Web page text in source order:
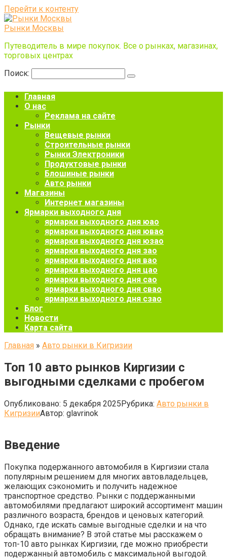
Перейти к контенту
Рынки Москвы
Путеводитель в мире покупок. Все о рынках, магазинах,
торговых центрах
Поиск:
Главная
О нас
Реклама на сайте
Рынки
Вещевые рынки
Строительные рынки
Рынки Электроники
Продуктовые рынки
Блошиные рынки
Авто рынки
Магазины
Интернет магазины
Ярмарки выходного дня
ярмарки выходного дня юао
ярмарки выходного дня ювао
ярмарки выходного дня юзао
ярмарки выходного дня зао
ярмарки выходного дня вао
ярмарки выходного дня цао
ярмарки выходного дня сао
ярмарки выходного дня свао
ярмарки выходного дня сзао
Блог
Новости
Карта сайта
Главная » Авто рынки в Кигризии
Топ 10 авто рынков Киргизии с
выгодными сделками с пробегом
Опубликовано: 5 декабря 2025Рубрика: Авто рынки в
КигризииАвтор: glavrinok
Введение
Покупка подержанного автомобиля в Киргизии стала
популярным решением для многих автовладельцев,
желающих сэкономить и получить надежное
транспортное средство. Рынки с поддержанными
автомобилями предлагают широкий ассортимент машин
различного возраста, брендов и ценовых категорий.
Однако, где искать самые выгодные сделки и на что
обращать внимание? В этой статье мы расскажем о
топ-10 авто рынках Киргизии, где можно приобрести
подержанный автомобиль с максимальной выгодой.